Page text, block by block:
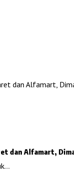
dan Alfamart,